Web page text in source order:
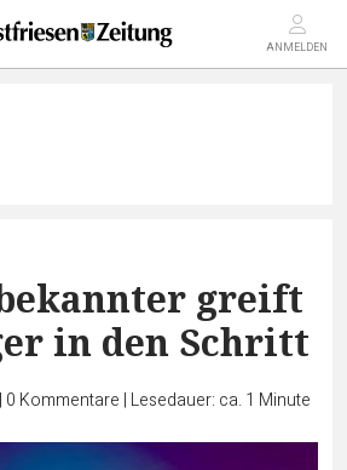
ANMELDEN
greift
in den Schritt
| 0 Kommentare | Lesedauer: ca. 1 Minute